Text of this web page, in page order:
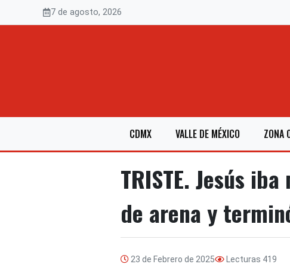
7 de agosto, 2026
CDMX VALLE DE MÉXICO ZONA
TRISTE. Jesús
de arena y
23 de Febrero de 2025 Lecturas 419